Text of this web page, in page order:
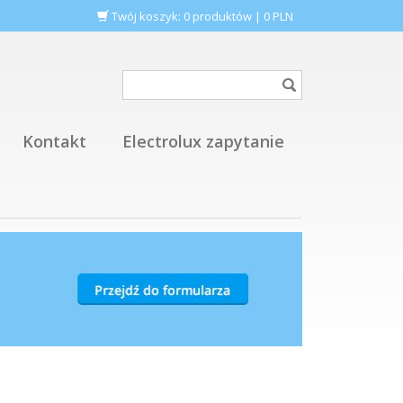
Twój koszyk: 0 produktów | 0 PLN
Kontakt Electrolux zapytanie